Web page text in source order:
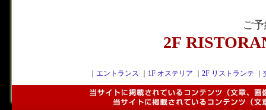
ご
2F
エントランス 1F オステリア 2F リストランテ